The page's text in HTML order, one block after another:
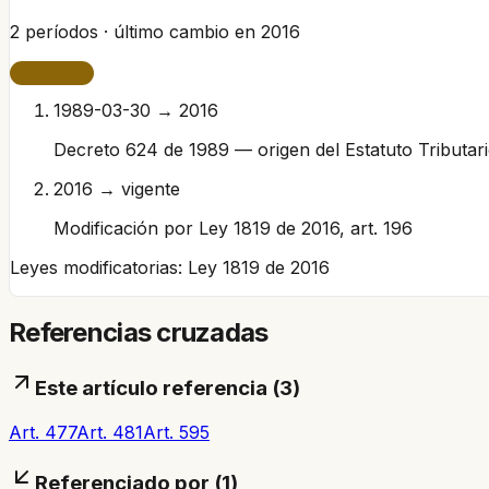
2 períodos · último cambio en 2016
1989-03-30 → 2016
Decreto 624 de 1989 — origen del Estatuto
2016 → vigente
Modificación por Ley 1819 de 2016, art. 196
Leyes modificatorias: Ley 1819 de 2016
Referencias cruzadas
Este artículo referencia (3)
Art. 477Art. 481Art. 595
Referenciado por (1)